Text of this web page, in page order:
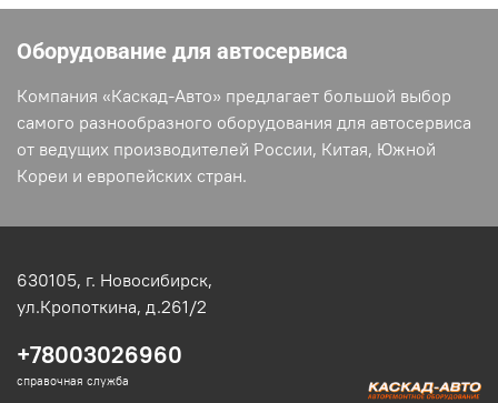
Оборудование для автосервиса
Компания «Каскад-Авто» предлагает большой выбор
самого разнообразного оборудования для автосервиса
от ведущих производителей России, Китая, Южной
Кореи и европейских стран.
630105, г. Новосибирск,
ул.Кропоткина, д.261/2
+78003026960
справочная служба